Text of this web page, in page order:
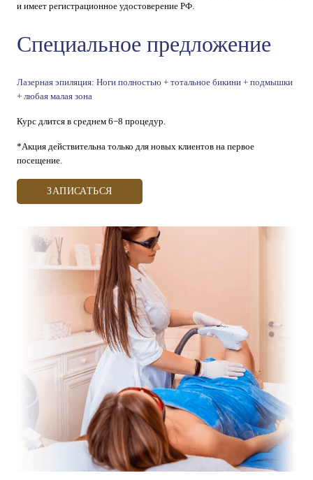
и имеет регистрационное удостоверение РФ.
Специальное предложение
Лазерная эпиляция: Ноги полностью + тотальное бикини + подмышки
+ любая малая зона
Курс длится в среднем 6−8 процедур.
*Акция действительна только для новых клиентов на первое
посещение.
ЗАПИСАТЬСЯ